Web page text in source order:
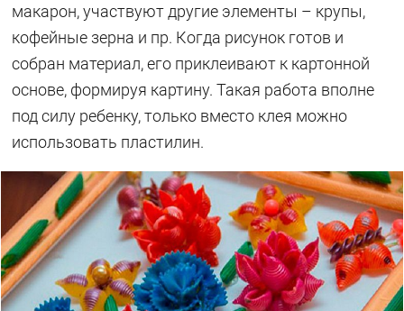
макарон, участвуют другие элементы – крупы,
кофейные зерна и пр. Когда рисунок готов и
собран материал, его приклеивают к картонной
основе, формируя картину. Такая работа вполне
под силу ребенку, только вместо клея можно
использовать пластилин.